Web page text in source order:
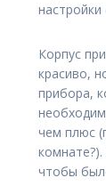
Корпус
красиво,
прибора,
чем плюс
чтобы